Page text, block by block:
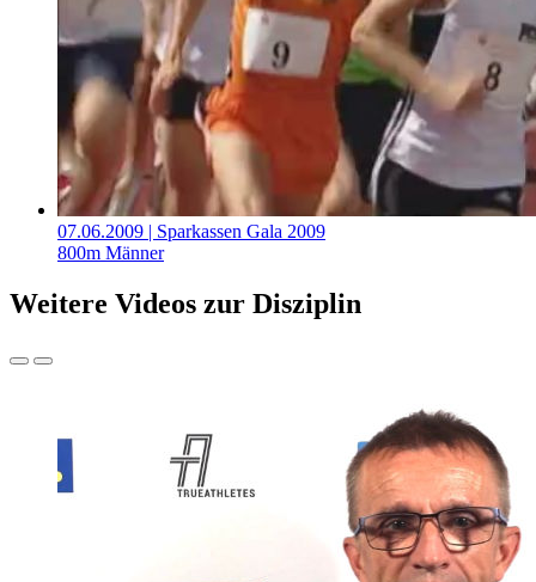
07.06.2009 | Sparkassen Gala 2009
800m Männer
Weitere Videos zur Disziplin